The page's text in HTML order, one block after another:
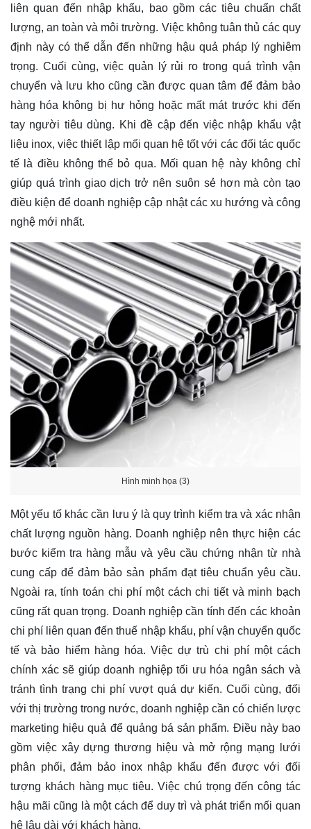
liên quan đến nhập khẩu, bao gồm các tiêu chuẩn chất
lượng, an toàn và môi trường. Việc không tuân thủ các quy
định này có thể dẫn đến những hậu quả pháp lý nghiêm
trọng. Cuối cùng, việc quản lý rủi ro trong quá trình vận
chuyển và lưu kho cũng cần được quan tâm để đảm bảo
hàng hóa không bị hư hỏng hoặc mất mát trước khi đến
tay người tiêu dùng. Khi đề cập đến việc nhập khẩu vật
liệu inox, việc thiết lập mối quan hệ tốt với các đối tác quốc
tế là điều không thể bỏ qua. Mối quan hệ này không chỉ
giúp quá trình giao dịch trở nên suôn sẻ hơn mà còn tạo
điều kiện để doanh nghiệp cập nhật các xu hướng và công
nghệ mới nhất.
Hình minh họa (3)
Một yếu tố khác cần lưu ý là quy trình kiểm tra và xác nhận
chất lượng nguồn hàng. Doanh nghiệp nên thực hiện các
bước kiểm tra hàng mẫu và yêu cầu chứng nhận từ nhà
cung cấp để đảm bảo sản phẩm đạt tiêu chuẩn yêu cầu.
Ngoài ra, tính toán chi phí một cách chi tiết và minh bạch
cũng rất quan trọng. Doanh nghiệp cần tính đến các khoản
chi phí liên quan đến thuế nhập khẩu, phí vận chuyển quốc
tế và bảo hiểm hàng hóa. Việc dự trù chi phí một cách
chính xác sẽ giúp doanh nghiệp tối ưu hóa ngân sách và
tránh tình trạng chi phí vượt quá dự kiến. Cuối cùng, đối
với thị trường trong nước, doanh nghiệp cần có chiến lược
marketing hiệu quả để quảng bá sản phẩm. Điều này bao
gồm việc xây dựng thương hiệu và mở rộng mạng lưới
phân phối, đảm bảo inox nhập khẩu đến được với đối
tượng khách hàng mục tiêu. Việc chú trọng đến công tác
hậu mãi cũng là một cách để duy trì và phát triển mối quan
hệ lâu dài với khách hàng.